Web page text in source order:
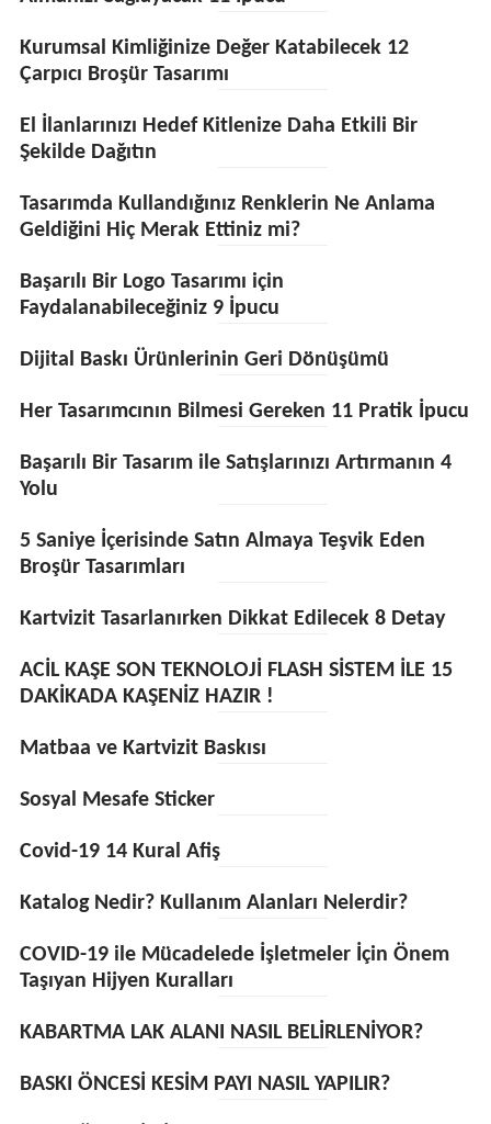
Kurumsal Kimliğinize Değer Katabilecek 12
Çarpıcı Broşür Tasarımı
El İlanlarınızı Hedef Kitlenize Daha Etkili Bir
Şekilde Dağıtın
Tasarımda Kullandığınız Renklerin Ne Anlama
Geldiğini Hiç Merak Ettiniz mi?
Başarılı Bir Logo Tasarımı için
Faydalanabileceğiniz 9 İpucu
Dijital Baskı Ürünlerinin Geri Dönüşümü
Her Tasarımcının Bilmesi Gereken 11 Pratik İpucu
Başarılı Bir Tasarım ile Satışlarınızı Artırmanın 4
Yolu
5 Saniye İçerisinde Satın Almaya Teşvik Eden
Broşür Tasarımları
Kartvizit Tasarlanırken Dikkat Edilecek 8 Detay
ACİL KAŞE SON TEKNOLOJİ FLASH SİSTEM İLE 15
DAKİKADA KAŞENİZ HAZIR !
Matbaa ve Kartvizit Baskısı
Sosyal Mesafe Sticker
Covid-19 14 Kural Afiş
Katalog Nedir? Kullanım Alanları Nelerdir?
COVID-19 ile Mücadelede İşletmeler İçin Önem
Taşıyan Hijyen Kuralları
KABARTMA LAK ALANI NASIL BELİRLENİYOR?
BASKI ÖNCESİ KESİM PAYI NASIL YAPILIR?